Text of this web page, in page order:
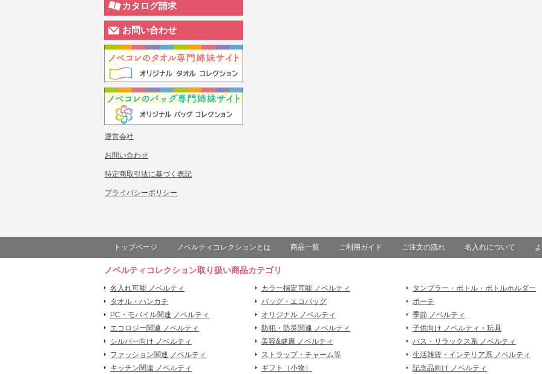
カタログ請求
お問い合わせ
運営会社
お問い合わせ
特定商取引法に基づく表記
プライバシーポリシー
トップページ ノベルティコレクションとは 商品一覧 ご利用ガイド ご注文の流れ 名入れについて
ノベルティコレクション取り扱い商品カテゴリ
名入れ可能 ノベルティ カラー指定可能 ノベルティ タンブラー・ボトル・ボトルホルダー
タオル・ハンカチ
バッグ・エコバッグ ポーチ
PC・モバイル関連 ノベルティ
オリジナル ノベルティ 季節 ノベルティ
エコロジー関連 ノベルティ
防犯・防災関連 ノベルティ 子供向け ノベルティ・玩具
シルバー向け ノベルティ
美容&健康 ノベルティ バス・リラックス系 ノベルティ
ファッション関連 ノベルティ
ストラップ・チャーム等 生活雑貨・インテリア系 ノベルティ
キッチン関連 ノベルティ
ギフト（小物） 記念品向け ノベルティ